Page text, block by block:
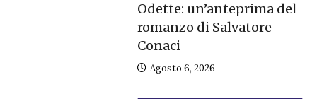
Odette: un’anteprima del
romanzo di Salvatore
Conaci
Agosto 6, 2026